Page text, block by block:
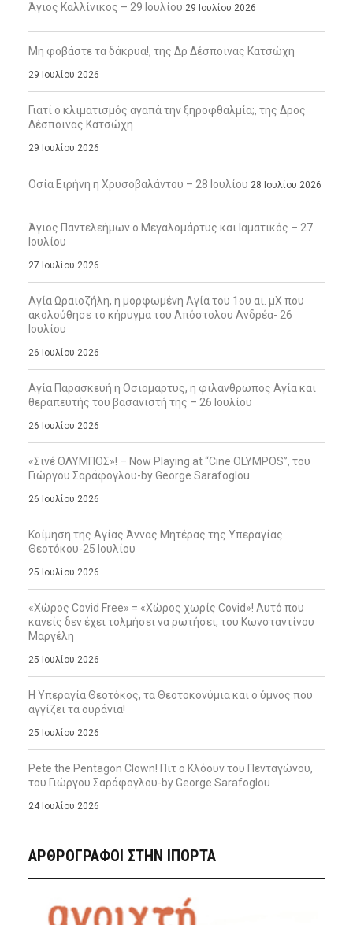
Άγιος Καλλίνικος – 29 Ιουλίου 29 Ιουλίου 2026
Μη φοβάστε τα δάκρυα!, της Δρ Δέσποινας Κατσώχη
29 Ιουλίου 2026
Γιατί ο κλιματισμός αγαπά την ξηροφθαλμία;, της Δρος
Δέσποινας Κατσώχη
29 Ιουλίου 2026
Οσία Ειρήνη η Χρυσοβαλάντου – 28 Ιουλίου 28 Ιουλίου 2026
Άγιος Παντελεήμων ο Μεγαλομάρτυς και Ιαματικός – 27
Ιουλίου
27 Ιουλίου 2026
Αγία Ωραιοζήλη, η μορφωμένη Αγία του 1ου αι. μΧ που
ακολούθησε το κήρυγμα του Απόστολου Ανδρέα- 26
Ιουλίου
26 Ιουλίου 2026
Αγία Παρασκευή η Οσιομάρτυς, η φιλάνθρωπος Αγία και
θεραπευτής του βασανιστή της – 26 Ιουλίου
26 Ιουλίου 2026
«Σινέ ΟΛΥΜΠΟΣ»! – Now Playing at “Cine OLYMPOS”, του
Γιώργου Σαράφογλου-by George Sarafoglou
26 Ιουλίου 2026
Κοίμηση της Αγίας Άννας Μητέρας της Υπεραγίας
Θεοτόκου-25 Ιουλίου
25 Ιουλίου 2026
«Χώρος Covid Free» = «Χώρος χωρίς Covid»! Αυτό που
κανείς δεν έχει τολμήσει να ρωτήσει, του Κωνσταντίνου
Μαργέλη
25 Ιουλίου 2026
Η Υπεραγία Θεοτόκος, τα Θεοτοκονύμια και ο ύμνος που
αγγίζει τα ουράνια!
25 Ιουλίου 2026
Pete the Pentagon Clown! Πιτ ο Κλόουν του Πενταγώνου,
του Γιώργου Σαράφογλου-by George Sarafoglou
24 Ιουλίου 2026
ΑΡΘΡΟΓΡΑΦΟΙ ΣΤΗΝ IΠΟΡΤΑ